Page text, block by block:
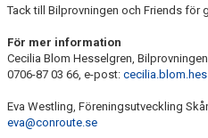
Tack till Bilprovningen och Friends för
För mer information
Cecilia Blom Hesselgren,
0706-87 03 66, e-post:
Eva Westling, Föreningsutveckling
eva@conroute.se